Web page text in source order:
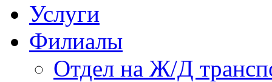
Услуги
Филиалы
Отдел на Ж/Д